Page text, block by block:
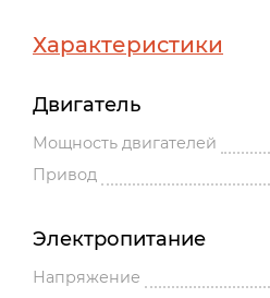
Характеристики
Двигатель
Мощность двигателей
Привод
Электропитание
Напряжение